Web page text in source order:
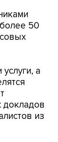
50
а
докладов
из